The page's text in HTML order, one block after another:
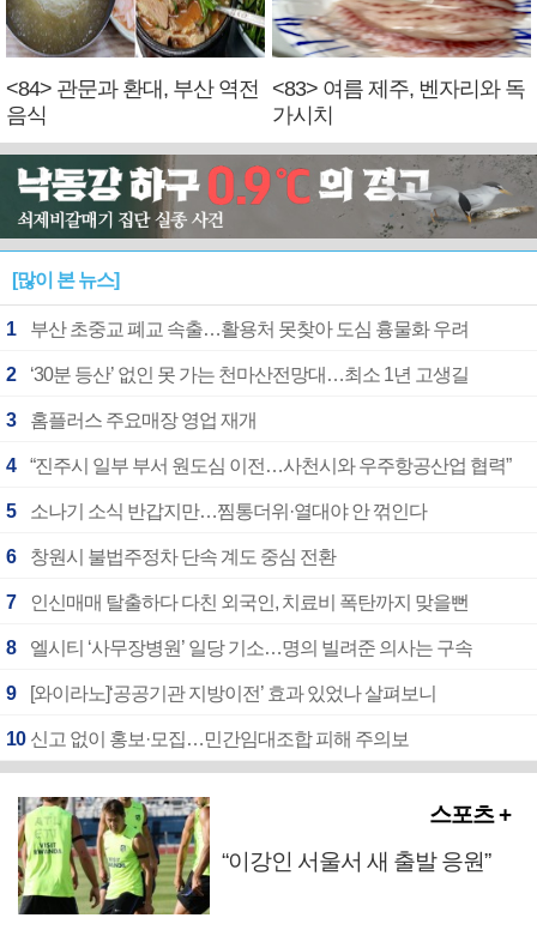
<84> 관문과 환대, 부산 역전
음식
<83> 여름 제주, 벤자리와 독
가시치
[많이 본 뉴스]
1 부산 초중교 폐교 속출…활용처 못찾아 도심 흉물화 우려
2 ‘30분 등산’ 없인 못 가는 천마산전망대…최소 1년 고생길
3 홈플러스 주요매장 영업 재개
4 “진주시 일부 부서 원도심 이전…사천시와 우주항공산업 협력”
5 소나기 소식 반갑지만…찜통더위·열대야 안 꺾인다
6 창원시 불법주정차 단속 계도 중심 전환
7 인신매매 탈출하다 다친 외국인, 치료비 폭탄까지 맞을뻔
8 엘시티 ‘사무장병원’ 일당 기소…명의 빌려준 의사는 구속
9 [와이라노]‘공공기관 지방이전’ 효과 있었나 살펴보니
10 신고 없이 홍보·모집…민간임대조합 피해 주의보
스포츠 +
“이강인 서울서 새 출발 응원”